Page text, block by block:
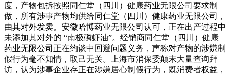
度，产物包拆按照同仁堂（四川）健康药业无限公司要求制
做，所有涉事产物均供给同仁堂（四川）健康药业无限公司，
由其对外发卖。安徽哈博药业无限公司认可，正在出产过程中
未添加其对外的 “南极磷虾油”。经销商同仁堂（四川）健康
药业无限公司正在约谈中回避问题义务，声称对产物的涉嫌制
假行为毫不知情，取己无关。上海市消保委颠末大量查询拜
访，认为涉事企业存正在涉嫌居心制假行为，既消费者权益，